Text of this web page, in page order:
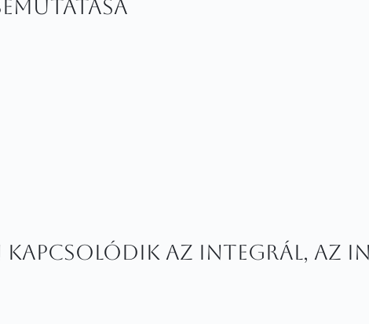
az integrál, az